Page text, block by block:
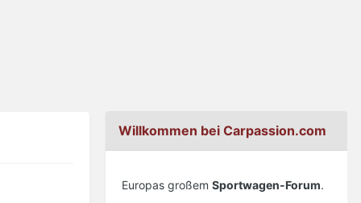
Willkommen bei Carpassion.com
Europas großem Sportwagen-Forum.